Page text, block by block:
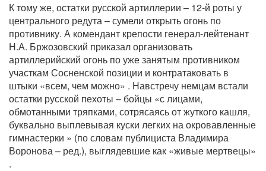
К тому же, остатки русской артиллерии – 12-й роты у
центрального редута – сумели открыть огонь по
противнику. А комендант крепости генерал-лейтенант
Н.А. Бржозовский приказал организовать
артиллерийский огонь по уже занятым противником
участкам Сосненской позиции и контратаковать в
штыки «всем, чем можно» . Навстречу немцам встали
остатки русской пехоты – бойцы «с лицами,
обмотанными тряпками, сотрясаясь от жуткого кашля,
буквально выплевывая куски легких на окровавленные
гимнастерки » (по словам публициста Владимира
Воронова – ред.), выглядевшие как «живые мертвецы»
.